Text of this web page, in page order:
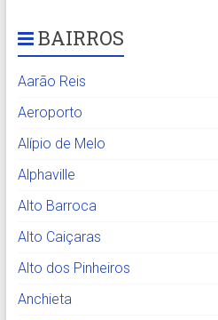
BAIRROS
Aarão Reis
Aeroporto
Alípio de Melo
Alphaville
Alto Barroca
Alto Caiçaras
Alto dos Pinheiros
Anchieta